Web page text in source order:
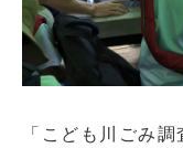
「こども川ごみ